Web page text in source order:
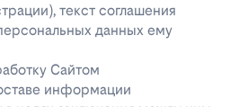
текст соглашения
данных ему
Сайтом
информации